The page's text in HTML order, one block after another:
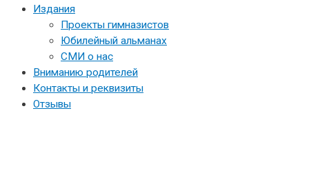
Издания
Проекты гимназистов
Юбилейный альманах
СМИ о нас
Вниманию родителей
Контакты и реквизиты
Отзывы